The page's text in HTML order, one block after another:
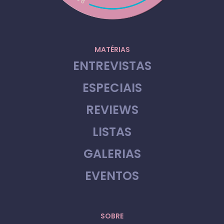
MATÉRIAS
ENTREVISTAS
ESPECIAIS
REVIEWS
LISTAS
GALERIAS
EVENTOS
SOBRE